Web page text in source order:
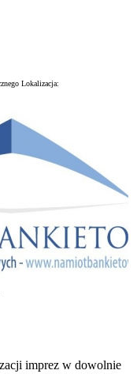
Lokalizacja:
imprez w dowolnie